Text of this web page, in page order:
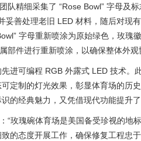
队精细采集了 “Rose Bowl” 字母及
妥善处理老旧 LED 材料，随后对现
字母重新喷涂为原始绿色，玫瑰
部件进行重新喷涂，以确保整体外
进可编程 RGB 外露式 LED 技术。
定制的灯光效果，彰显体育场的历
的经典魅力，又凭借现代功能提升
“玫瑰碗体育场是美国备受珍视的地
的态度开展工作，确保修复工程忠